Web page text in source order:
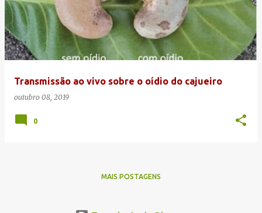
Transmissão ao vivo sobre o oídio do cajueiro
outubro 08, 2019
0
MAIS POSTAGENS